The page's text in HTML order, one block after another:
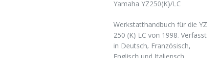
Yamaha YZ250(K)/LC
Werkstatthandbuch für die YZ
250 (K) LC von 1998. Verfasst
in Deutsch, Französisch,